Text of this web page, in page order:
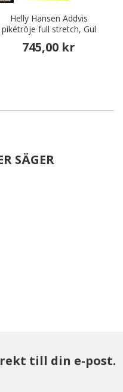
Helly Hansen Addvis
pikétröje full stretch, Gul
745,00 kr
SÄGER
till din e-post.